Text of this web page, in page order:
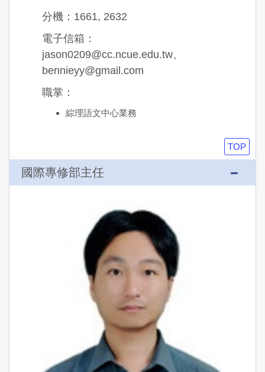
分機：1661, 2632
電子信箱：
jason0209@cc.ncue.edu.tw、
bennieyy@gmail.com
職掌：
綜理語文中心業務
TOP
國際專修部主任